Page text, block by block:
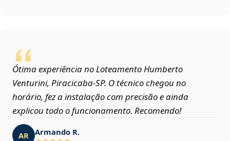
Ótima experiência no Loteamento Humberto
Venturini, Piracicaba‑SP. O técnico chegou no
horário, fez a instalação com precisão e ainda
explicou todo o funcionamento. Recomendo!
AR Armando R.